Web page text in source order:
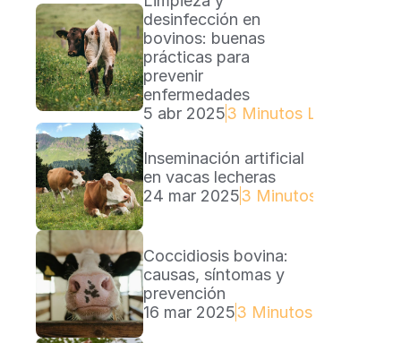
desinfección en
bovinos: buenas
prácticas para
prevenir
enfermedades
5 abr 20253 Minutos Lectura
Inseminación artificial
en vacas lecheras
24 mar 20253 Minutos Lectura
Coccidiosis bovina:
causas, síntomas y
prevención
16 mar 20253 Minutos Lectura